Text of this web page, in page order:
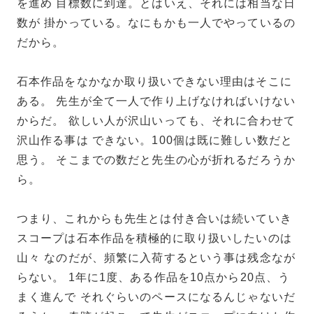
を進め 目標数に到達。とはいえ、それには相当な日
数が 掛かっている。なにもかも一人でやっているの
だから。
石本作品をなかなか取り扱いできない理由はそこに
ある。 先生が全て一人で作り上げなければいけない
からだ。 欲しい人が沢山いっても、それに合わせて
沢山作る事は できない。100個は既に難しい数だと
思う。 そこまでの数だと先生の心が折れるだろうか
ら。
つまり、これからも先生とは付き合いは続いていき
スコープは石本作品を積極的に取り扱いしたいのは
山々 なのだが、頻繁に入荷するという事は残念なが
らない。 1年に1度、ある作品を10点から20点、う
まく進んで それぐらいのペースになるんじゃないだ